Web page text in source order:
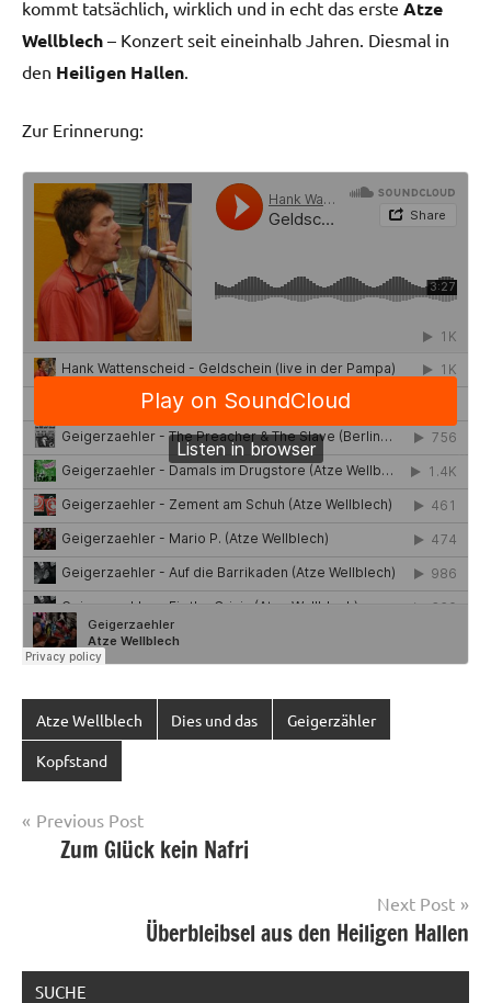
kommt tatsächlich, wirklich und in echt das erste Atze
Wellblech – Konzert seit eineinhalb Jahren. Diesmal in
den Heiligen Hallen.
Zur Erinnerung:
Atze Wellblech Dies und das Geigerzähler
Kopfstand
Post
navigation
Previous Post
Zum Glück kein Nafri
Next Post
Überbleibsel aus den Heiligen Hallen
SUCHE